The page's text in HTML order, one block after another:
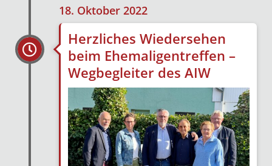
18. Oktober 2022
Herzliches Wiedersehen
beim Ehemaligentreffen –
Wegbegleiter des AIW